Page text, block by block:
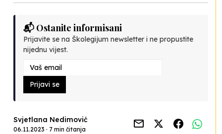
📬 Ostanite informisani
Prijavite se na Školegijum newsletter i ne propustite
nijednu vijest.
Prijavi se
Svjetlana Nedimović
06.11.2023 · 7 min čitanja